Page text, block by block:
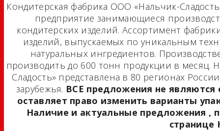
Кондитерская фабрика ООО «Нальчик-
предприятие занимающиеся
кондитерских изделий. Ассортимент
изделий, выпускаемых по уникальным
натуральных ингредиентов.
производить до 600 тонн продукции в
Сладость» представлена в 80 регионах
зарубежья. ВСЕ предложения не
оставляет право изменить варианты
Наличие и актуальные предложения ,